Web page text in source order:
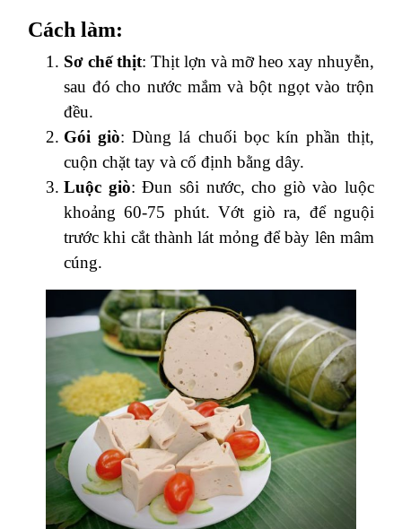
Cách làm:
Sơ chế thịt: Thịt lợn và mỡ heo xay nhuyễn,
sau đó cho nước mắm và bột ngọt vào trộn
đều.
Gói giò: Dùng lá chuối bọc kín phần thịt,
cuộn chặt tay và cố định bằng dây.
Luộc giò: Đun sôi nước, cho giò vào luộc
khoảng 60-75 phút. Vớt giò ra, để nguội
trước khi cắt thành lát mỏng để bày lên mâm
cúng.